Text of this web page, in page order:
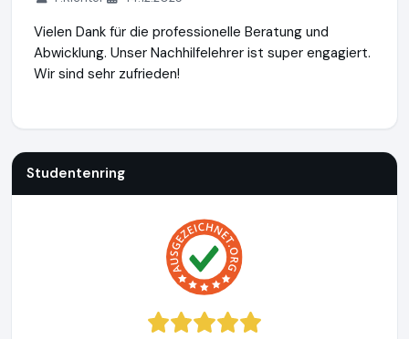
Vielen Dank für die professionelle Beratung und
Abwicklung. Unser Nachhilfelehrer ist super engagiert.
Wir sind sehr zufrieden!
Studentenring